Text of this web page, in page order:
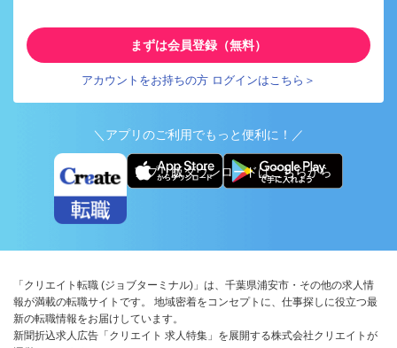
まずは会員登録（無料）
アカウントをお持ちの方 ログインはこちら＞
＼アプリのご利用でもっと便利に！／
アプリ版ダウンロードはこちらから
「クリエイト転職 (ジョブターミナル)」は、千葉県浦安市・その他の求人情
報が満載の転職サイトです。 地域密着をコンセプトに、仕事探しに役立つ最
新の転職情報をお届けしています。
新聞折込求人広告「クリエイト 求人特集」を展開する株式会社クリエイトが